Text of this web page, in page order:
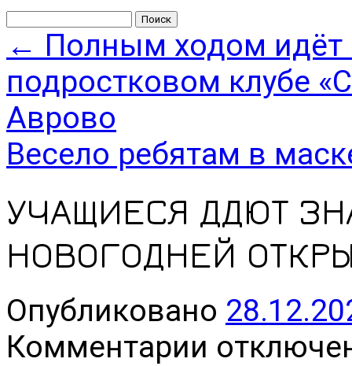
← Полным ходом идёт
подростковом клубе
Аврово
Весело ребятам в
УЧАЩИЕСЯ ДДЮТ
НОВОГОДНЕЙ
Опубликовано
Комментарии
записи